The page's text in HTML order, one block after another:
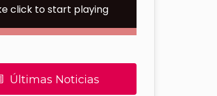
Últimas Noticias